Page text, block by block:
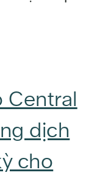
Central
dịch
cho